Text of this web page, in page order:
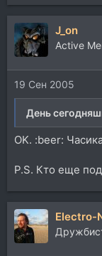
J_on
Active
19 Сен 2005
День
OK. :beer:
P.S. Кто еще
Electro-